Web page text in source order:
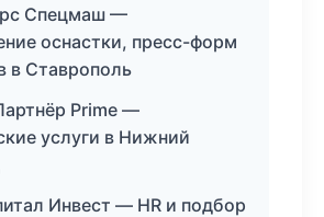
Спецмаш —
оснастки, пресс-форм
в Ставрополь
Prime —
услуги в Нижний
Инвест — HR и подбор